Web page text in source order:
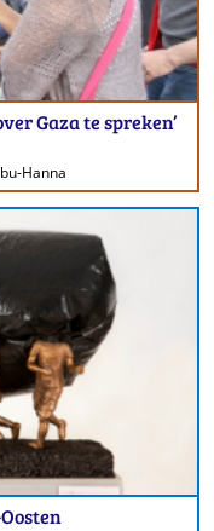
Gaza te spreken’
Hanna